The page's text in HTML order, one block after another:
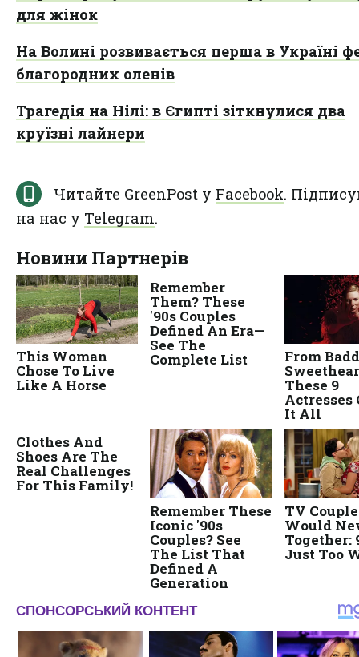
для жінок
На Волині розвивається перша в Україні
благородних оленів
Трагедія на Нілі: в Єгипті зіткнулися два
круїзні лайнери
Читайте GreenPost у Facebook.
на нас у Telegram.